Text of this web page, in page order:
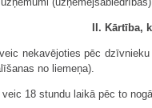
II. Kārtība,
nekavējoties pēc
no liemeņa).
18 stundu laikā pēc to